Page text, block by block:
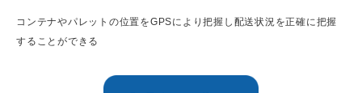
コンテナやパレットの位置をGPSにより把握し配送状況を正確に把握
することができる